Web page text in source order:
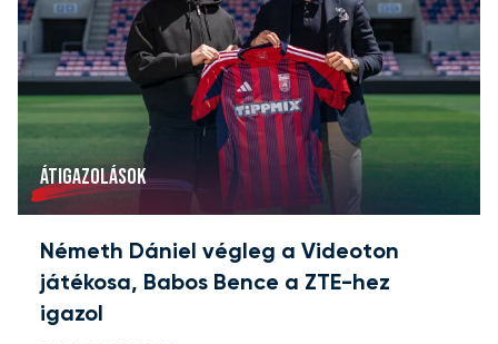
ÁTIGAZOLÁSOK
Németh Dániel végleg a Videoton
játékosa, Babos Bence a ZTE-hez
igazol